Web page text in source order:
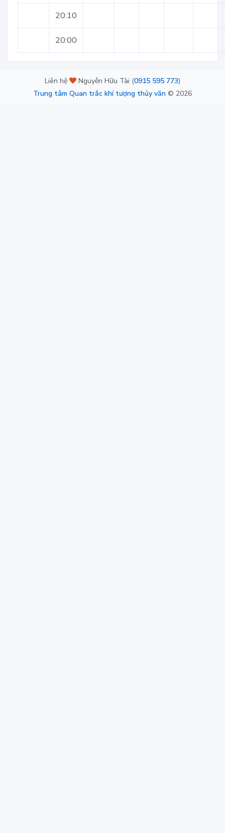
20:10
20:00
Liên hệ Nguyễn Hữu Tài (0915 595 773)
Trung tâm Quan trắc khí tượng thủy văn © 2026